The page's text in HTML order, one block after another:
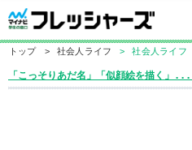
トップ > 社会人ライフ > 社会人ライフ
「こっそりあだ名」「似顔絵を描く」...